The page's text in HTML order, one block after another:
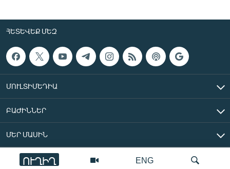
ENG
ՈՒՂԻՂ
ՀԵՏԵՎԵՔ ՄԵԶ
ՄՈՒԼՏԻՄԵԴԻԱ
ԲԱԺԻՆՆԵՐ
ՄԵՐ ՄԱՍԻՆ
«Ազատ Եվրոպա/Ազատություն» ռադիոկայան © 2026